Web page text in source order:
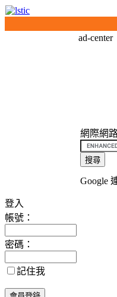
登入
帳號：
密碼：
記住我
ad-center
網際網
Google